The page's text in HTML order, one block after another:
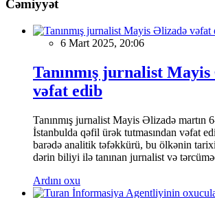
Cəmiyyət
6 Mart 2025, 20:06
Tanınmış jurnalist
vəfat edib
Tanınmış jurnalist Mayis Əlizadə martın
İstanbulda qəfil ürək tutmasından vəfat
barədə analitik təfəkkürü, bu ölkənin
dərin biliyi ilə tanınan jurnalist və
Ardını oxu